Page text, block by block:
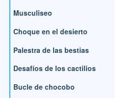
Musculiseo
Choque en el desierto
Palestra de las bestias
Desafíos de los cactilios
Bucle de chocobo